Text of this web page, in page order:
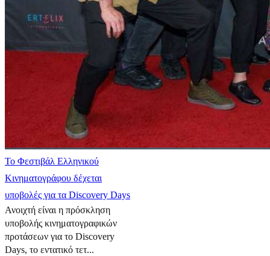
Το Φεστιβάλ Ελληνικού
Κινηματογράφου δέχεται
υποβολές για τα Discovery Days
Ανοιχτή είναι η πρόσκληση
υποβολής κινηματογραφικών
προτάσεων για το Discovery
Days, το εντατικό τετ...